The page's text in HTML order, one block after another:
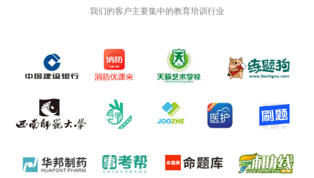
我们的客户主要集中的教育培训行业